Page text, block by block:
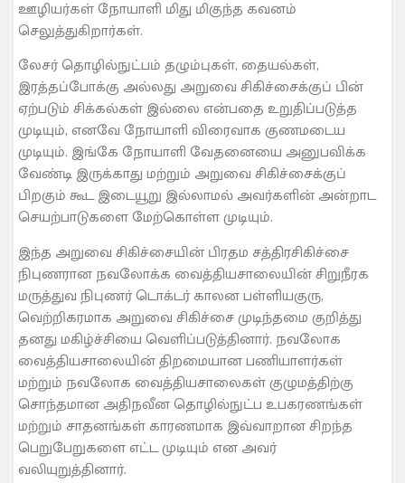
ஊழியர்கள் நோயாளி மிது மிகுந்த கவனம்
செலுத்துகிறார்கள்.
லேசர் தொழில்நுட்பம் தழும்புகள், தையல்கள்,
இரத்தப்போக்கு அல்லது அறுவை சிகிச்சைக்குப் பின்
ஏற்படும் சிக்கல்கள் இல்லை என்பதை உறுதிப்படுத்த
முடியும், எனவே நோயாளி விரைவாக குணமடைய
முடியும். இங்கே நோயாளி வேதனையை அனுபவிக்க
வேண்டி இருக்காது மற்றும் அறுவை சிகிச்சைக்குப்
பிறகும் கூட இடையூறு இல்லாமல் அவர்களின் அன்றாட
செயற்பாடுகளை மேற்கொள்ள முடியும்.
இந்த அறுவை சிகிச்சையின் பிரதம சத்திரசிகிச்சை
நிபுணரான நவலோக்க வைத்தியசாலையின் சிறுநீரக
மருத்துவ நிபுணர் டொக்டர் காலன பள்ளியகுரு,
வெற்றிகரமாக அறுவை சிகிச்சை முடிந்தமை குறித்து
தனது மகிழ்ச்சியை வெளிப்படுத்தினார். நவலோக
வைத்தியசாலையின் திறமையான பணியாளர்கள்
மற்றும் நவலோக வைத்தியசாலைகள் குழுமத்திற்கு
சொந்தமான அதிநவீன தொழில்நுட்ப உபகரணங்கள்
மற்றும் சாதனங்கள் காரணமாக இவ்வாறான சிறந்த
பெறுபேறுகளை எட்ட முடியும் என அவர்
வலியுறுத்தினார்.